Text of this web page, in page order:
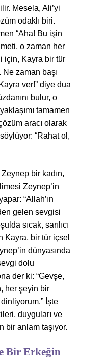
Mesela, Ali’yi
odaklı biri.
“Aha! Bu işin
o zaman her
için, Kayra bir tür
Ne zaman başı
ver!” diye dua
bulur, o
tamamen
aracı olarak
“Rahat ol,
bir kadın,
Zeynep’in
“Allah’ın
gelen sevgisi
sıcak, sarılıcı
Kayra, bir tür içsel
dünyasında
dolu
der ki: “Gevşe,
her şeyin bir
İşte
duyguları ve
bir anlam taşıyor.
Bir Erkeğin